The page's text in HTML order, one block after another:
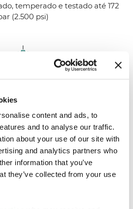
content and ads, to
and to analyse our traffic.
about your use of our site with
and analytics partners who
information that you’ve
they’ve collected from your use
temperado e testado até 172
(2.500 psi)
Butano), NH3 (Amônia,
Anidra)
Flange, rosca, solda
DIN, topo, soquete
Até 25 bar (362 psi)
DN 15 a DN 100, ½" a 4"